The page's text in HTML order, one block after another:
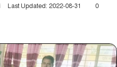
Last Updated: 2022-08-31 0